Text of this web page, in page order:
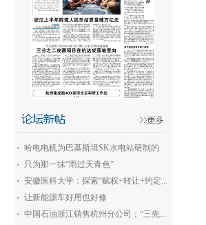
哈电电机为巴基斯坦SK水电站研制的
首...
只为那一抹“雨过天青色”
安徽医科大学：探索“赋权+转让+约定...
让新能源车好用也好修
中国石油浙江销售杭州分公司：“三先...